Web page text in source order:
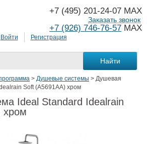
Войти Регистрация
+7 (495) 201-24-07 MAX
+7 (926) 746-76-57 MAX
Заказать звонок
> Душевые системы > Душевая
Soft (A5691AA) хром
Ideal Standard Idealrain
хром